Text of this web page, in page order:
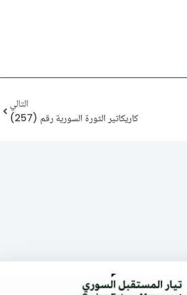
التالي
كاريكاتير الثورة السورية رقم (257)